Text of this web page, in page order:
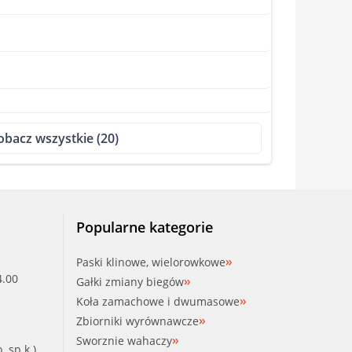
wszystkie (20)
Popularne kategorie
Paski klinowe, wielorowkowe
Gałki zmiany biegów
Koła zamachowe i dwumasowe
Zbiorniki wyrównawcze
Sworznie wahaczy